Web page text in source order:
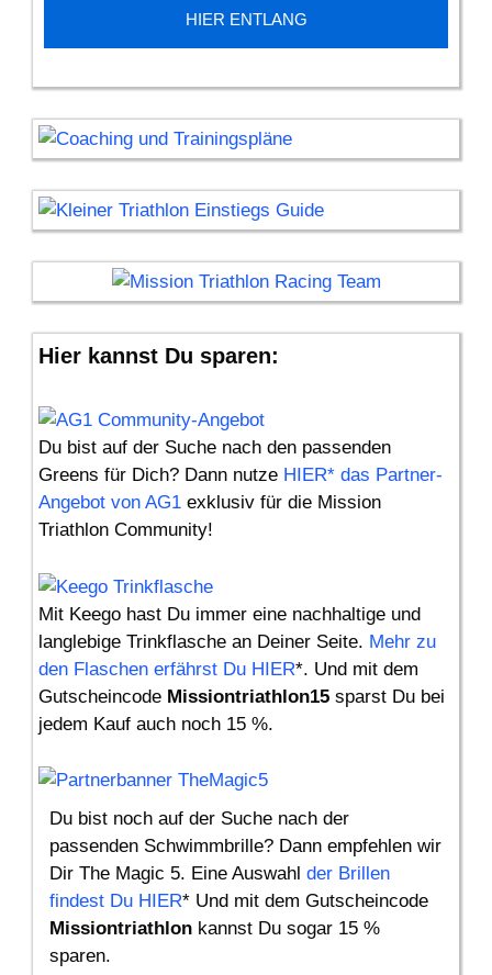
HIER ENTLANG
Hier kannst Du sparen:
Du bist auf der Suche nach den passenden
Greens für Dich? Dann nutze HIER* das Partner-
Angebot von AG1 exklusiv für die Mission
Triathlon Community!
Mit Keego hast Du immer eine nachhaltige und
langlebige Trinkflasche an Deiner Seite. Mehr zu
den Flaschen erfährst Du HIER*. Und mit dem
Gutscheincode Missiontriathlon15 sparst Du bei
jedem Kauf auch noch 15 %.
Du bist noch auf der Suche nach der
passenden Schwimmbrille? Dann empfehlen wir
Dir The Magic 5. Eine Auswahl der Brillen
findest Du HIER* Und mit dem Gutscheincode
Missiontriathlon kannst Du sogar 15 %
sparen.